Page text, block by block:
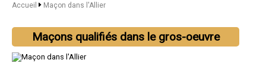
Accueil Maçon dans l'Allier
Maçons qualifiés dans le gros-oeuvre